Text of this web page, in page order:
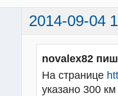
2014-09-04
novalex82
На странице
указано 300